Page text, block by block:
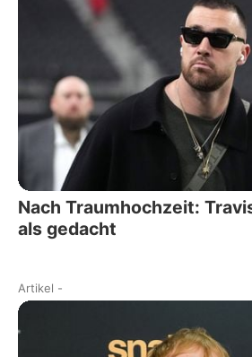
Nach Traumhochzeit:
als gedacht
Artikel -